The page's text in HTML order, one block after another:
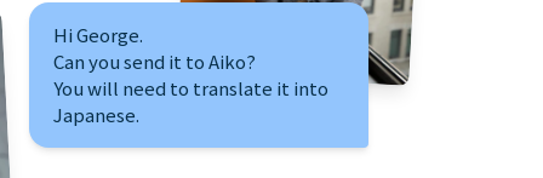
Hi George.
Can you send it to Aiko?
You will need to translate it into
Japanese.